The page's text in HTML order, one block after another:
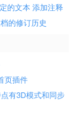
的文本 添加注释
的修订历史
页插件
有3D模式和同步